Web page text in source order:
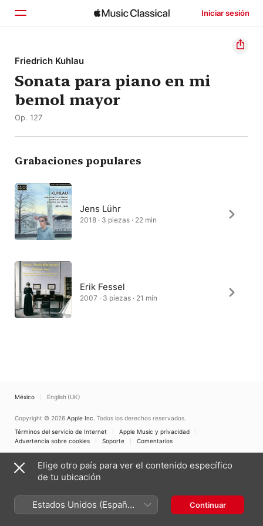
Iniciar sesión
Inicio
Explorar
Buscar
Friedrich Kuhlau
Sonata para piano en mi
bemol mayor
Op. 127
Grabaciones populares
Jens Lühr
2018 · 3 piezas · 22 min
Erik Fessel
2007 · 3 piezas · 21 min
México English (UK)
Copyright © 2026 Apple Inc. Todos los derechos reservados.
Términos del servicio de Internet
Apple Music y privacidad
Advertencia sobre cookies
Soporte Comentarios
Elige otro país para ver el contenido específico
de tu ubicación
Estados Unidos (Español
México)
Continuar